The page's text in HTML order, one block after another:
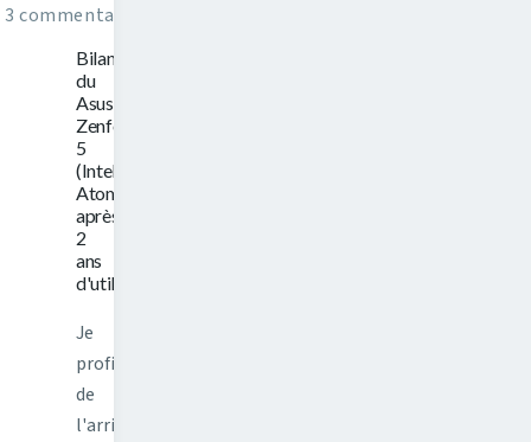
3 commentaires
Bilan
du
Asus
Zenfone
5
(Intel
Atom)
après
2
ans
d'utilisation
Je
profite
de
l'arrivée